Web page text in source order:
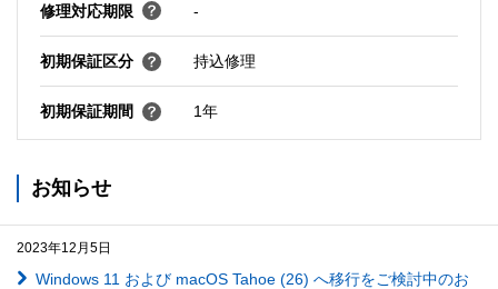
修理対応期限 -
初期保証区分 持込修理
初期保証期間 1年
お知らせ
2023年12月5日
Windows 11 および macOS Tahoe (26) へ移行をご検討中のお